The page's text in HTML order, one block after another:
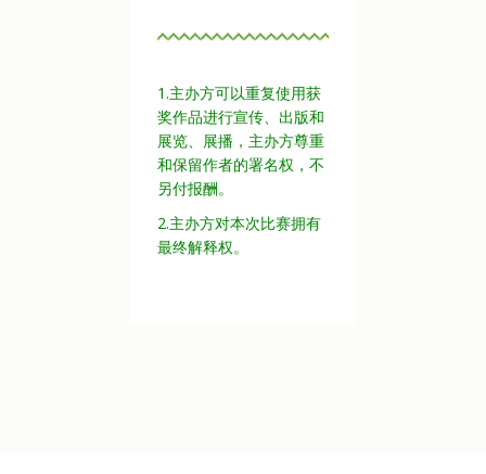
1.主办方可以重复使用获
奖作品进行宣传、出版和
展览、展播，主办方尊重
和保留作者的署名权，不
另付报酬。
2.主办方对本次比赛拥有
最终解释权。